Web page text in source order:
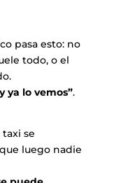
pasa esto: no
todo, o el
ya lo vemos”.
se
que luego nadie